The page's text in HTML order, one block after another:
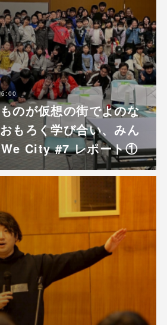
のが仮想の街でよのな
もろく学び合い、みん
City #7 レポート①